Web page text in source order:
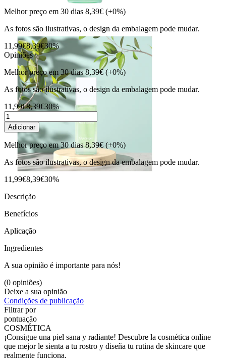
Melhor preço em 30 dias 8,39€ (+0%)
As fotos são ilustrativas, o design da embalagem pode mudar.
11,99€8,39€30%
Opiniões
Melhor preço em 30 dias 8,39€ (+0%)
As fotos são ilustrativas, o design da embalagem pode mudar.
11,99€8,39€30%
Adicionar
Melhor preço em 30 dias 8,39€ (+0%)
As fotos são ilustrativas, o design da embalagem pode mudar.
11,99€8,39€30%
Descrição
Benefícios
Aplicação
Ingredientes
A sua opinião é importante para nós!
(0 opiniões)
Deixe a sua opinião
Condições de publicação
Filtrar por
pontuação
COSMÉTICA
¡Consigue una piel sana y radiante! Descubre la cosmética online
que mejor le sienta a tu rostro y diseña tu rutina de skincare que
realmente funciona.